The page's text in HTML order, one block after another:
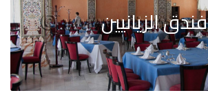
فندق الزيانيين